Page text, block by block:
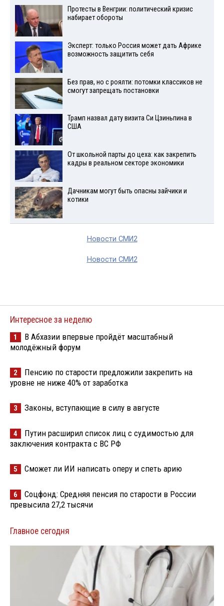
Протесты в Венгрии: политический кризис
набирает обороты
Эксперт: только Россия может дать Африке
возможность защитить себя
Без прав, но с роялти: потомки классиков не
смогут запрещать постановки
Трамп назвал дату визита Си Цзиньпина в
США
От школьной парты до цеха: как закрепить
кадры в реальном секторе экономики
Дачникам могут быть опасны зайчики и
котики
Новости СМИ2
Новости СМИ2
Интересное за неделю
1
В Абхазии впервые пройдёт масштабный
молодёжный форум
2
Пенсию по старости предложили закрепить на
уровне не ниже 40% от заработка
3 Законы, вступающие в силу в августе
4
Путин расширил список лиц с судимостью для
заключения контракта с ВС РФ
5 Сможет ли ИИ написать оперу и спеть арию
6
Соцфонд: Средняя пенсия по старости в России
превысила 27,2 тысячи
Главное сегодня